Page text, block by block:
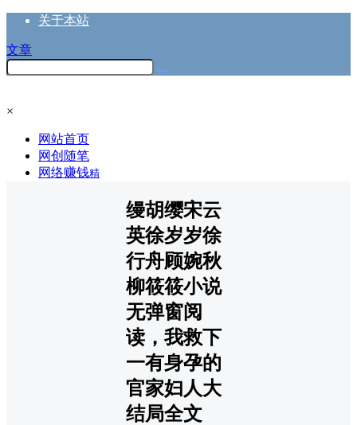
关于本站
文章
×
网站首页
网创随笔
网络赚钱精
缦胡缨宋云
英徐岁岁徐
行舟顾婉秋
柳筱筱小说
无弹窗阅
读，我救下
一有身孕的
官家妇人大
结局全文